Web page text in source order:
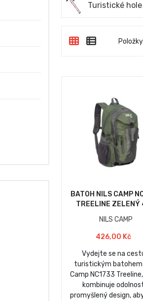
Turistické hole
BATOH NILS CAMP
TREELINE ZELENÝ
NILS CAMP
426,00 Kč
Vydejte se na
turistickým batohem
Camp NC1733
kombinuje
promyšlený design,